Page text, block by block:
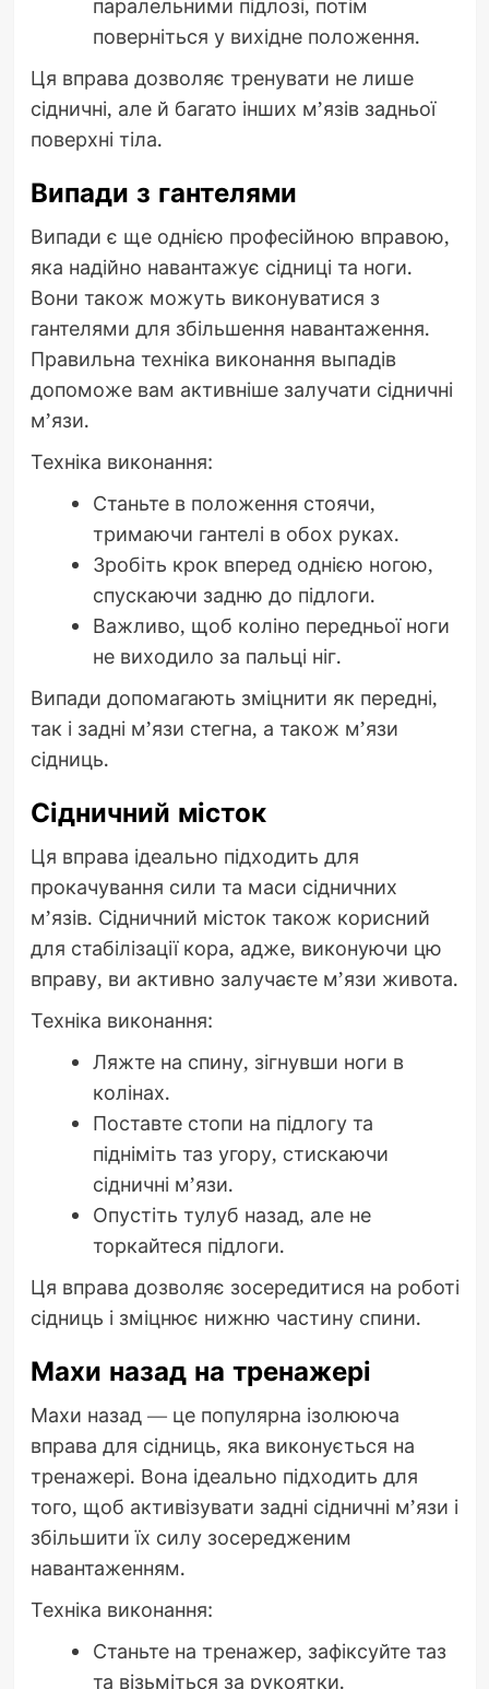
паралельними підлозі, потім
поверніться у вихідне положення.
Ця вправа дозволяє тренувати не лише
сідничні, але й багато інших м’язів задньої
поверхні тіла.
Випади з гантелями
Випади є ще однією професійною вправою,
яка надійно навантажує сідниці та ноги.
Вони також можуть виконуватися з
гантелями для збільшення навантаження.
Правильна техніка виконання выпадів
допоможе вам активніше залучати сідничні
м’язи.
Техніка виконання:
Станьте в положення стоячи,
тримаючи гантелі в обох руках.
Зробіть крок вперед однією ногою,
спускаючи задню до підлоги.
Важливо, щоб коліно передньої ноги
не виходило за пальці ніг.
Випади допомагають зміцнити як передні,
так і задні м’язи стегна, а також м’язи
сідниць.
Сідничний місток
Ця вправа ідеально підходить для
прокачування сили та маси сідничних
м’язів. Сідничний місток також корисний
для стабілізації кора, адже, виконуючи цю
вправу, ви активно залучаєте м’язи живота.
Техніка виконання:
Ляжте на спину, зігнувши ноги в
колінах.
Поставте стопи на підлогу та
підніміть таз угору, стискаючи
сідничні м’язи.
Опустіть тулуб назад, але не
торкайтеся підлоги.
Ця вправа дозволяє зосередитися на роботі
сідниць і зміцнює нижню частину спини.
Махи назад на тренажері
Махи назад — це популярна ізолююча
вправа для сідниць, яка виконується на
тренажері. Вона ідеально підходить для
того, щоб активізувати задні сідничні м’язи і
збільшити їх силу зосередженим
навантаженням.
Техніка виконання:
Станьте на тренажер, зафіксуйте таз
та візьміться за рукоятки.